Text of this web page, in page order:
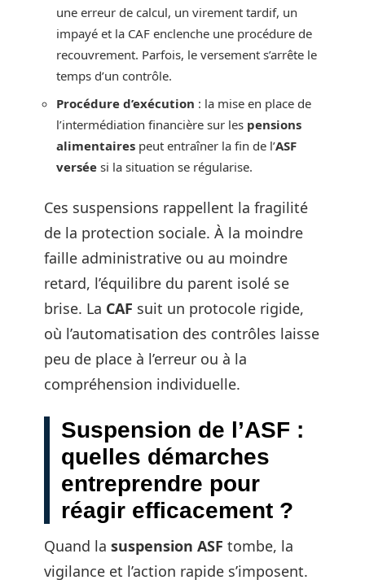
une erreur de calcul, un virement tardif, un
impayé et la CAF enclenche une procédure de
recouvrement. Parfois, le versement s’arrête le
temps d’un contrôle.
Procédure d’exécution : la mise en place de
l’intermédiation financière sur les pensions
alimentaires peut entraîner la fin de l’ASF
versée si la situation se régularise.
Ces suspensions rappellent la fragilité
de la protection sociale. À la moindre
faille administrative ou au moindre
retard, l’équilibre du parent isolé se
brise. La CAF suit un protocole rigide,
où l’automatisation des contrôles laisse
peu de place à l’erreur ou à la
compréhension individuelle.
Suspension de l’ASF :
quelles démarches
entreprendre pour
réagir efficacement ?
Quand la suspension ASF tombe, la
vigilance et l’action rapide s’imposent.